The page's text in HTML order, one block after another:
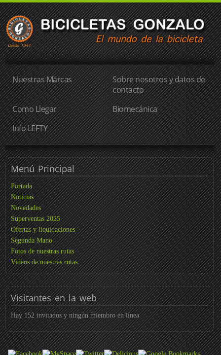
Nuestras Marcas
Sobre nosotros y datos de
contacto
Como Llegar
Biomecánica
Info LEFTY
MenúPrincipal
Portada
Noticias
Novedades
Superventas 2025
Ofertas y liquidaciones
Segunda Mano
Fotos de nuestras rutas
Videos de nuestras rutas
Visitantesen la web
Hay 152 invitados y ningún miembro en línea